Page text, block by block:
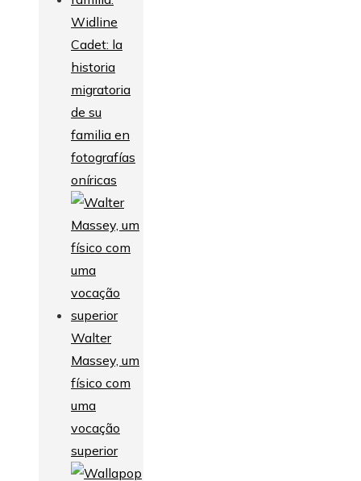
Widline
Cadet: la
historia
migratoria
de su
familia en
fotografías
oníricas
Walter
Massey, um
físico com
uma
vocação
superior